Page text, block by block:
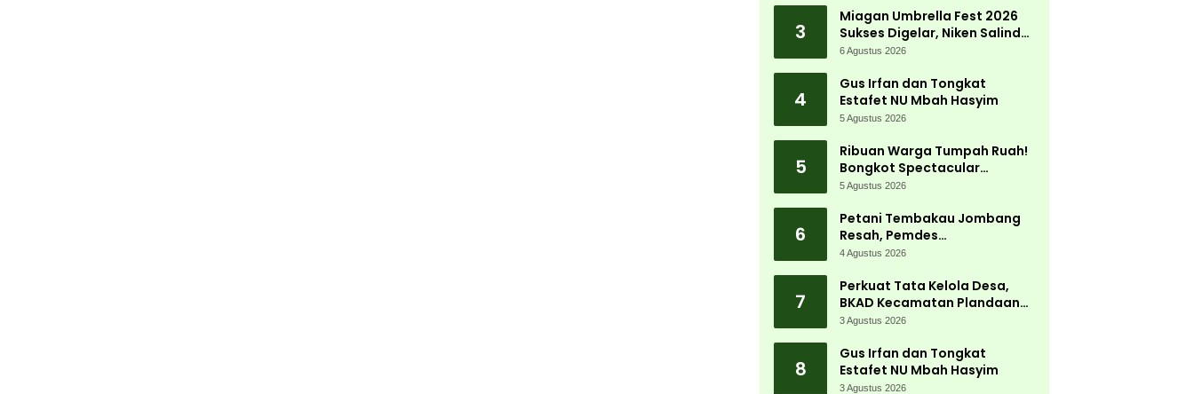
Potensi Desa
3
Miagan Umbrella Fest 2026
Sukses Digelar, Niken Salindry
Jadi Magnet Ribuan
6 Agustus 2026
4
Gus Irfan dan Tongkat
Estafet NU Mbah Hasyim
5 Agustus 2026
5
Ribuan Warga Tumpah Ruah!
Bongkot Spectacular
Carnival 2026 Jadi Pesta
Peterongan
5 Agustus 2026
6
Petani Tembakau Jombang
Resah, Pemdes
Tanjungwadung dan Disperta
4 Agustus 2026
7
Perkuat Tata Kelola Desa,
BKAD Kecamatan Plandaan
Gelar Pelatihan Aparatur
3 Agustus 2026
8
Gus Irfan dan Tongkat
Estafet NU Mbah Hasyim
3 Agustus 2026